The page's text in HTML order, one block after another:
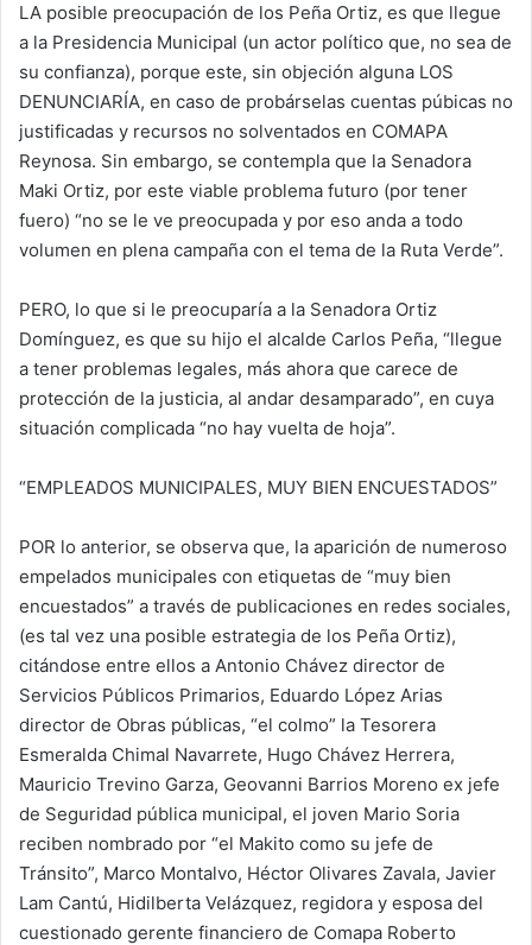
LA posible preocupación de los Peña Ortiz, es que llegue
a la Presidencia Municipal (un actor político que, no sea de
su confianza), porque este, sin objeción alguna LOS
DENUNCIARÍA, en caso de probárselas cuentas púbicas no
justificadas y recursos no solventados en COMAPA
Reynosa. Sin embargo, se contempla que la Senadora
Maki Ortiz, por este viable problema futuro (por tener
fuero) “no se le ve preocupada y por eso anda a todo
volumen en plena campaña con el tema de la Ruta Verde”.
PERO, lo que si le preocuparía a la Senadora Ortiz
Domínguez, es que su hijo el alcalde Carlos Peña, “llegue
a tener problemas legales, más ahora que carece de
protección de la justicia, al andar desamparado”, en cuya
situación complicada “no hay vuelta de hoja”.
“EMPLEADOS MUNICIPALES, MUY BIEN ENCUESTADOS”
POR lo anterior, se observa que, la aparición de numeroso
empelados municipales con etiquetas de “muy bien
encuestados” a través de publicaciones en redes sociales,
(es tal vez una posible estrategia de los Peña Ortiz),
citándose entre ellos a Antonio Chávez director de
Servicios Públicos Primarios, Eduardo López Arias
director de Obras públicas, “el colmo” la Tesorera
Esmeralda Chimal Navarrete, Hugo Chávez Herrera,
Mauricio Trevino Garza, Geovanni Barrios Moreno ex jefe
de Seguridad pública municipal, el joven Mario Soria
reciben nombrado por “el Makito como su jefe de
Tránsito”, Marco Montalvo, Héctor Olivares Zavala, Javier
Lam Cantú, Hidilberta Velázquez, regidora y esposa del
cuestionado gerente financiero de Comapa Roberto